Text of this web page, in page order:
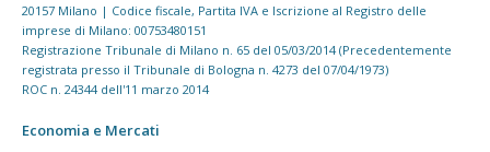
20157 Milano | Codice fiscale, Partita IVA e Iscrizione al Registro delle
imprese di Milano: 00753480151
Registrazione Tribunale di Milano n. 65 del 05/03/2014 (Precedentemente
registrata presso il Tribunale di Bologna n. 4273 del 07/04/1973)
ROC n. 24344 dell'11 marzo 2014
Economia e Mercati